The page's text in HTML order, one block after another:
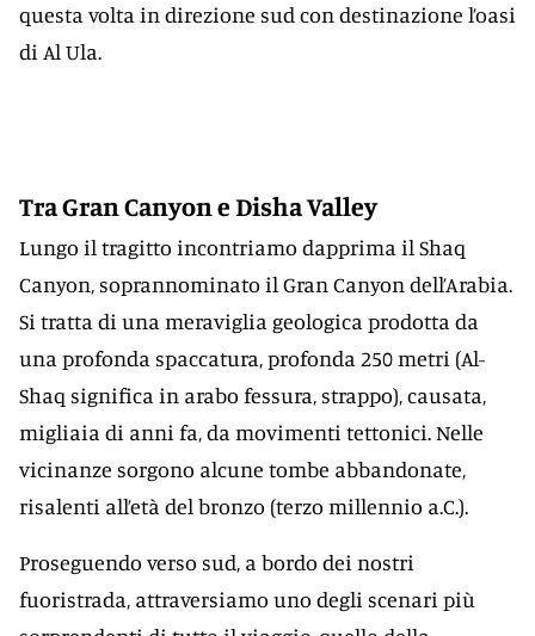
questa volta in direzione sud con destinazione l’oasi
di Al Ula.
Tra Gran Canyon e Disha Valley
Lungo il tragitto incontriamo dapprima il Shaq
Canyon, soprannominato il Gran Canyon dell’Arabia.
Si tratta di una meraviglia geologica prodotta da
una profonda spaccatura, profonda 250 metri (Al-
Shaq significa in arabo fessura, strappo), causata,
migliaia di anni fa, da movimenti tettonici. Nelle
vicinanze sorgono alcune tombe abbandonate,
risalenti all’età del bronzo (terzo millennio a.C.).
Proseguendo verso sud, a bordo dei nostri
fuoristrada, attraversiamo uno degli scenari più